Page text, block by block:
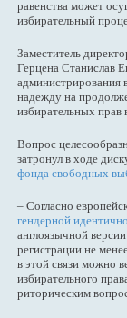
равенства может
избирательный
Заместитель
Герцена Станислав
администрирования
надежду на
избирательных прав
Вопрос
затронул в ходе
фонда свободных
– Согласно
гендерной
англоязычной
регистрации не
в этой связи можно
избирательного
риторическим